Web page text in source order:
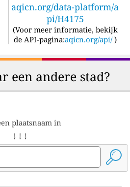
aqicn.org/data-platform/a
pi/H4175
(Voor meer informatie, bekijk
de API-pagina:aqicn.org/api/ )
een andere stad?
plaatsnaam in
↓ ↓ ↓